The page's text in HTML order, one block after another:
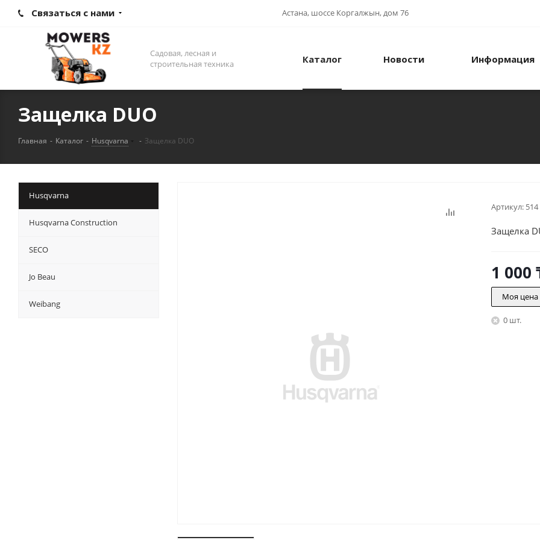
Связаться с нами Астана, шоссе Коргалжын, дом 76
Садовая, лесная и
строительная техника
Каталог Новости Информация
Защелка DUO
Главная - Каталог - Husqvarna - Защелка DUO
Артикул:
Защелка
1 000
Моя цена
0 шт.
Husqvarna
Husqvarna Construction
SECO
Jo Beau
Weibang